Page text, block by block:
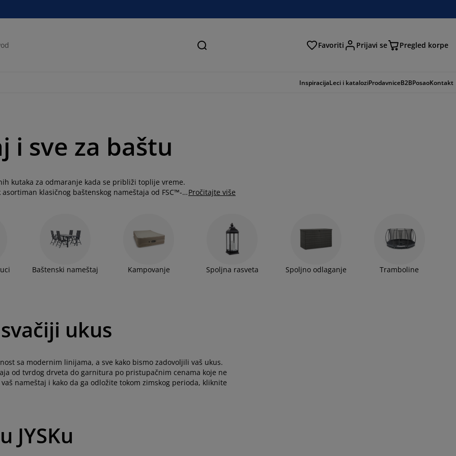
Pretraga Favoriti Prijavi se Pregled korpe
InspiracijaLeci i kataloziProdavniceB2BPosaoKontakt
i sve za baštu
kutaka za odmaranje kada se približi toplije vreme.
klasičnog baštenskog nameštaja od FSC™-
ležaljke za plažu ili dvorište, kao i dodaci
na naduvavanje - sve vas to čeka u našoj ponudi!
Pročitajte više
Baštenski nameštaj Kampovanje Spoljna rasveta Spoljno odlaganje Tramboline
ukus
sa modernim linijama, a sve kako bismo zadovoljili vaš ukus.
od tvrdog drveta do garnitura po pristupačnim cenama koje ne
nameštaj i kako da ga odložite tokom zimskog perioda, kliknite
JYSKu